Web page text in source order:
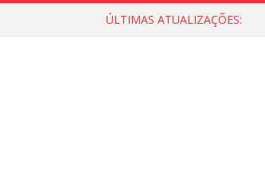
ÚLTIMAS ATUALIZAÇÕES: